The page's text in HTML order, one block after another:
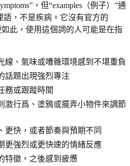
，但“examples（例子）”通
語，不是疾病。它沒有官方的
如此，使用這個詞的人可能是在指
線、氣味或嘈雜環境感到不堪重負
話題出現強烈專注
務或跟蹤時間
激行爲、塗鴉或擺弄小物件來調節
更快，或者節奏與預期不同
更強烈或更快速的情緒反應
特徵，之後感到疲憊